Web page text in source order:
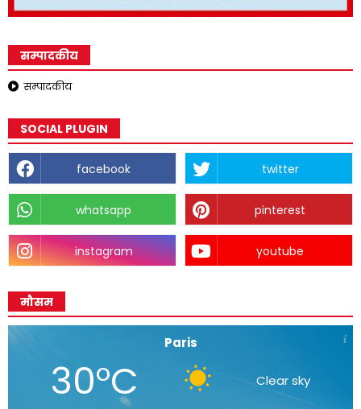
सम्पादकीय
सम्पादकीय
SOCIAL PLUGIN
facebook twitter
whatsapp pinterest
instagram youtube
मौसम
Paris
30°C Clear sky